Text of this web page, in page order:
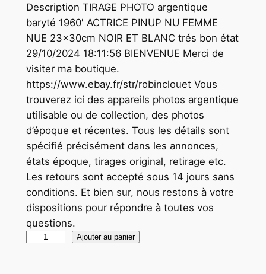
Description TIRAGE PHOTO argentique
baryté 1960′ ACTRICE PINUP NU FEMME
NUE 23x30cm NOIR ET BLANC trés bon état
29/10/2024 18:11:56 BIENVENUE Merci de
visiter ma boutique.
https://www.ebay.fr/str/robinclouet Vous
trouverez ici des appareils photos argentique
utilisable ou de collection, des photos
d’époque et récentes. Tous les détails sont
spécifié précisément dans les annonces,
états époque, tirages original, retirage etc.
Les retours sont accepté sous 14 jours sans
conditions. Et bien sur, nous restons à votre
dispositions pour répondre à toutes vos
questions.
Ajouter au panier